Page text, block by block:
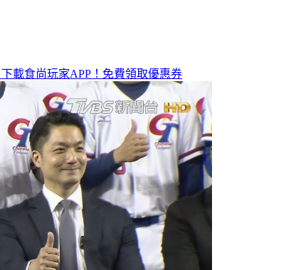
下載食尚玩家APP！免費領取優惠券